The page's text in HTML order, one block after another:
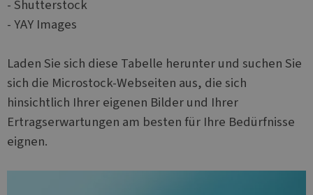
- Shutterstock
- YAY Images
Laden Sie sich diese Tabelle herunter und suchen Sie
sich die Microstock-Webseiten aus, die sich
hinsichtlich Ihrer eigenen Bilder und Ihrer
Ertragserwartungen am besten für Ihre Bedürfnisse
eignen.